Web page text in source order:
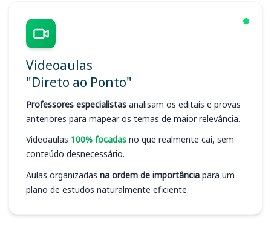
Videoaulas
"Direto ao Ponto"
Professores especialistas analisam os editais e provas
anteriores para mapear os temas de maior relevância.
Videoaulas 100% focadas no que realmente cai, sem
conteúdo desnecessário.
Aulas organizadas na ordem de importância para um
plano de estudos naturalmente eficiente.